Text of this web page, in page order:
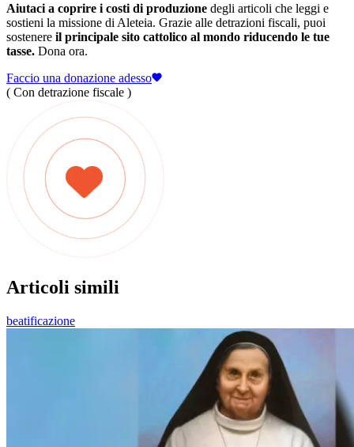
Aiutaci a coprire i costi di produzione degli articoli che leggi e
sostieni la missione di Aleteia. Grazie alle detrazioni fiscali, puoi
sostenere il principale sito cattolico al mondo riducendo le tue
tasse. Dona ora.
Faccio una donazione adesso
( Con detrazione fiscale )
Articoli simili
beatificazione